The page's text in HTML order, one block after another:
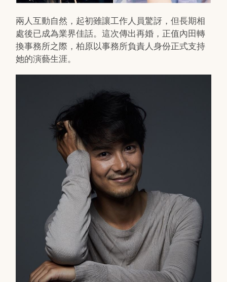
兩人互動自然，起初雖讓工作人員驚訝，但長期相
處後已成為業界佳話。這次傳出再婚，正值內田轉
換事務所之際，柏原以事務所負責人身份正式支持
她的演藝生涯。